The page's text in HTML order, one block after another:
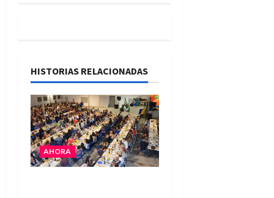
ó
n
d
e
e
HISTORIAS RELACIONADAS
AHORA